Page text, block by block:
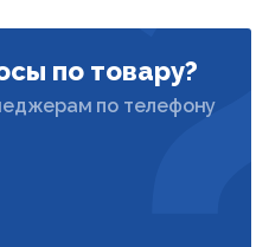
по товару?
по телефону